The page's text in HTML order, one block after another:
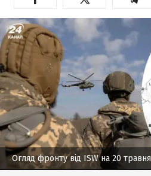
Огляд фронту від ISW на 20 травня